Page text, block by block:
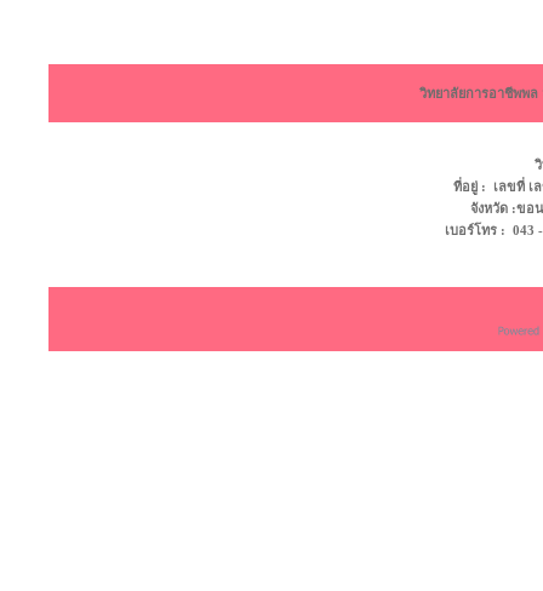
วิทยาลัยการอาชีพพ
ที่อยู่ : เลขที่ เ
จังหวัด :ข
เบอร์โทร :